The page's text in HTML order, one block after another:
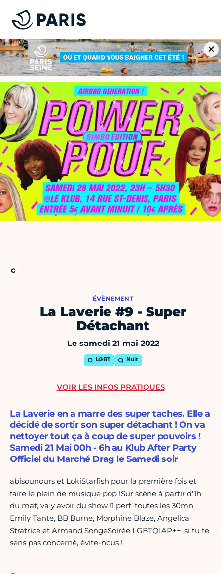
ÉVÈNEMENT
La Laverie #9 - Super
Détachant
Le samedi 21 mai 2022
LGBT Nuit
La Laverie en a marre des super taches. Elle a
décidé de sortir son super détachant ! On va
nettoyer tout ça à coup de super pouvoirs !
Samedi 21 Mai 00h - 6h au Klub After Party
Officiel du Marché Drag le Samedi soir
abisounours et LokiStarfish pour la première fois et
faire le plein de musique pop !Sur scène à partir d'1h
du mat, va y avoir du show !1 perf’ toutes les 30mn
Emily Tante, BB Burne, Morphine Blaze, Angelica
Stratrice et Armand SongeSoirée LGBTQIAP++, si tu te
sens pas concerné, évite-nous !
VOIR LES INFOS PRATIQUES